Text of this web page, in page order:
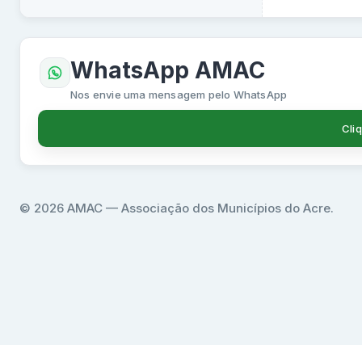
WhatsApp AMAC
Nos envie uma mensagem pelo WhatsApp
© 2026 AMAC — Associação dos Municípios do Acre.